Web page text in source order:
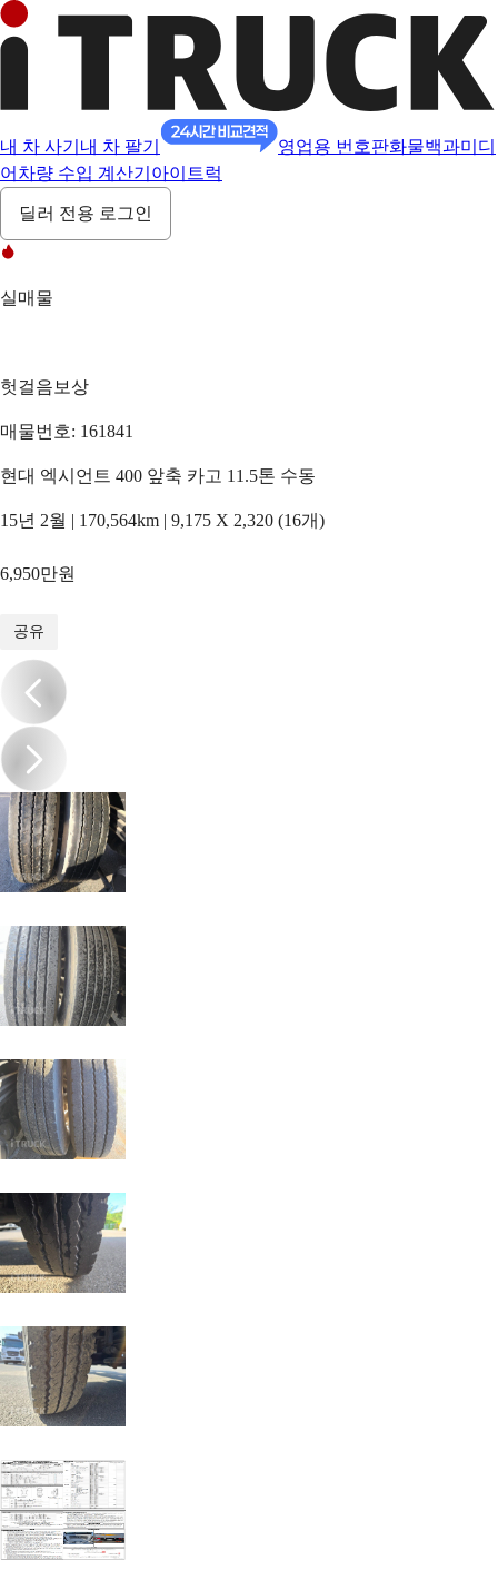
내 차 사기 내 차 팔기 영업용 번호판화물백과미디
어 차량 수입 계산기 아이트럭
딜러 전용 로그인
실매물
헛걸음보상
매물번호: 161841
현대 엑시언트 400 앞축 카고 11.5톤 수동
15년 2월 | 170,564km | 9,175 X 2,320 (16개)
6,950만원
공유
/18